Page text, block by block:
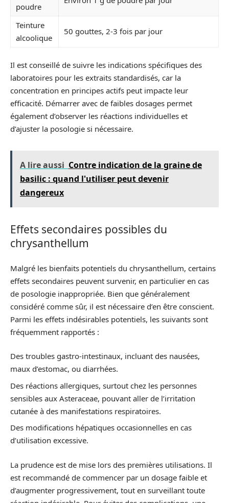
poudre
Teinture
alcoolique
50 gouttes, 2-3 fois par jour
Il est conseillé de suivre les indications spécifiques des
laboratoires pour les extraits standardisés, car la
concentration en principes actifs peut impacte leur
efficacité. Démarrer avec de faibles dosages permet
également d’observer les réactions individuelles et
d’ajuster la posologie si nécessaire.
A lire aussi Contre indication de la graine de
basilic : quand l'utiliser peut devenir
dangereux
Effets secondaires possibles du
chrysanthellum
Malgré les bienfaits potentiels du chrysanthellum, certains
effets secondaires peuvent survenir, en particulier en cas
de posologie inappropriée. Bien que généralement
considéré comme sûr, il est nécessaire d’en être conscient.
Parmi les effets indésirables potentiels, les suivants sont
fréquemment rapportés :
Des troubles gastro-intestinaux, incluant des nausées,
maux d’estomac, ou diarrhées.
Des réactions allergiques, surtout chez les personnes
sensibles aux Asteraceae, pouvant aller de l’irritation
cutanée à des manifestations respiratoires.
Des modifications hépatiques occasionnelles en cas
d’utilisation excessive.
La prudence est de mise lors des premières utilisations. Il
est recommandé de commencer par un dosage faible et
d’augmenter progressivement, tout en surveillant toute